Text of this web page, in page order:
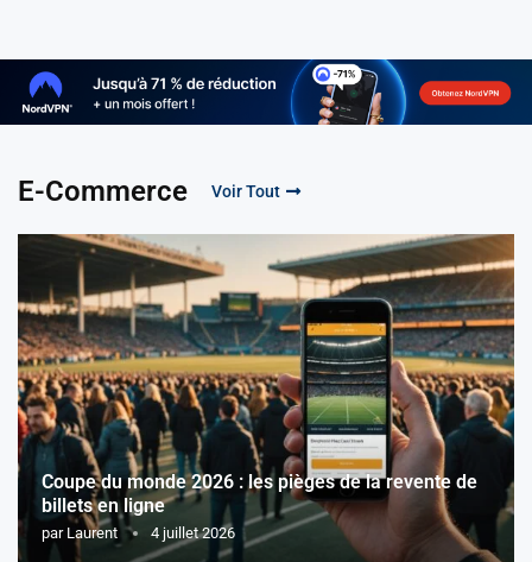
E-Commerce Voir Tout
Coupe du monde 2026 : les pièges de la revente de
billets en ligne
par Laurent 4 juillet 2026